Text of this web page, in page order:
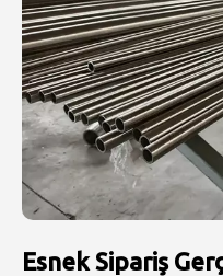
Esnek Sipariş